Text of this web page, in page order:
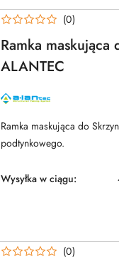
Ramka
ALANTEC
(0)
NAZWA
PRODUCENTA:
Ramka maskująca do
podtynkowego.
Wysyłka w ciągu:
(0)